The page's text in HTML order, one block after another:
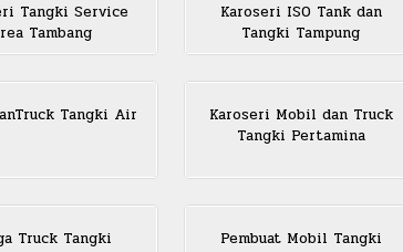
Tangki Service
Tambang
Karoseri ISO Tank dan
Tangki Tampung
Tangki Air
Karoseri Mobil dan Truck
Tangki Pertamina
Truck Tangki Pembuat Mobil Tangki